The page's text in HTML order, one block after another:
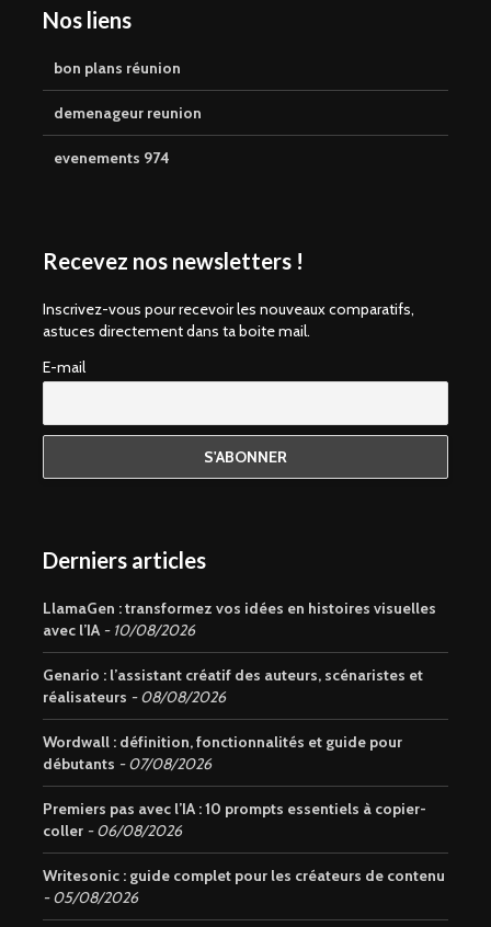
Nos liens
bon plans réunion
demenageur reunion
evenements 974
Recevez nos newsletters !
Inscrivez-vous pour recevoir les nouveaux comparatifs,
astuces directement dans ta boite mail.
E-mail
Derniers articles
LlamaGen : transformez vos idées en histoires visuelles
avec l’IA
10/08/2026
Genario : l’assistant créatif des auteurs, scénaristes et
réalisateurs
08/08/2026
Wordwall : définition, fonctionnalités et guide pour
débutants
07/08/2026
Premiers pas avec l’IA : 10 prompts essentiels à copier-
coller
06/08/2026
Writesonic : guide complet pour les créateurs de contenu
05/08/2026